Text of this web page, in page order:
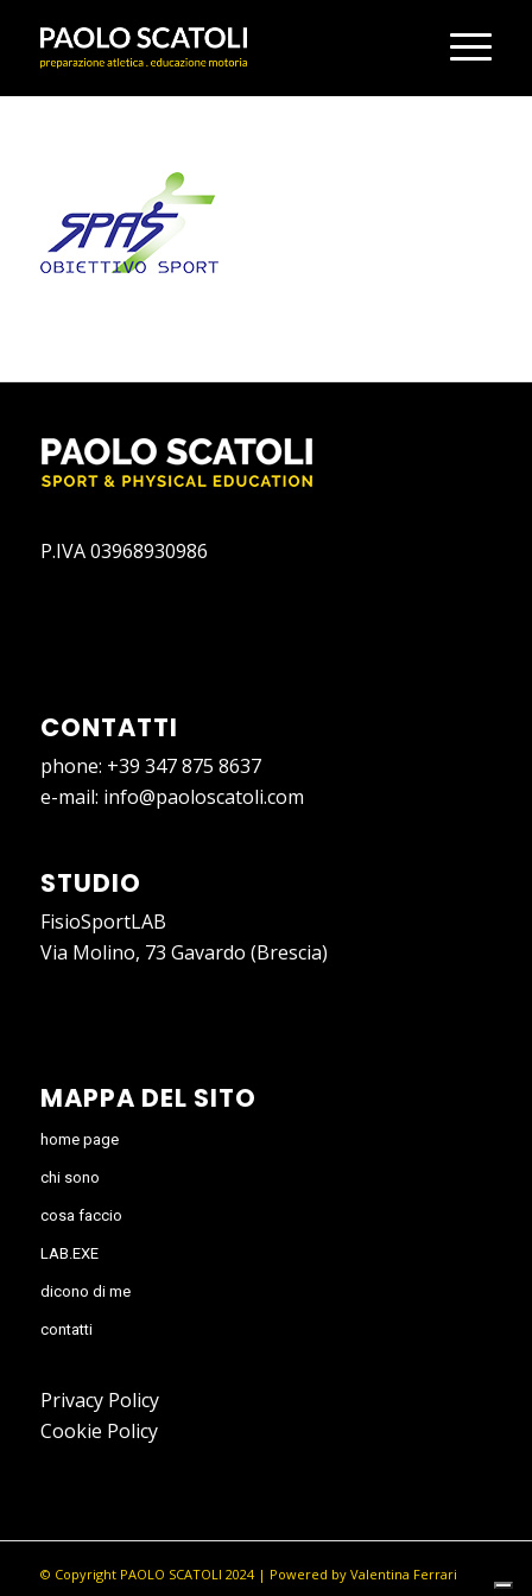
P.IVA 03968930986
CONTATTI
phone: +39 347 875 8637
e-mail: info@paoloscatoli.com
STUDIO
FisioSportLAB
Via Molino, 73 Gavardo (Brescia)
MAPPA DEL SITO
home page
chi sono
cosa faccio
LAB.EXE
dicono di me
contatti
Privacy Policy
Cookie Policy
© Copyright PAOLO SCATOLI 2024 | Powered by Valentina Ferrari